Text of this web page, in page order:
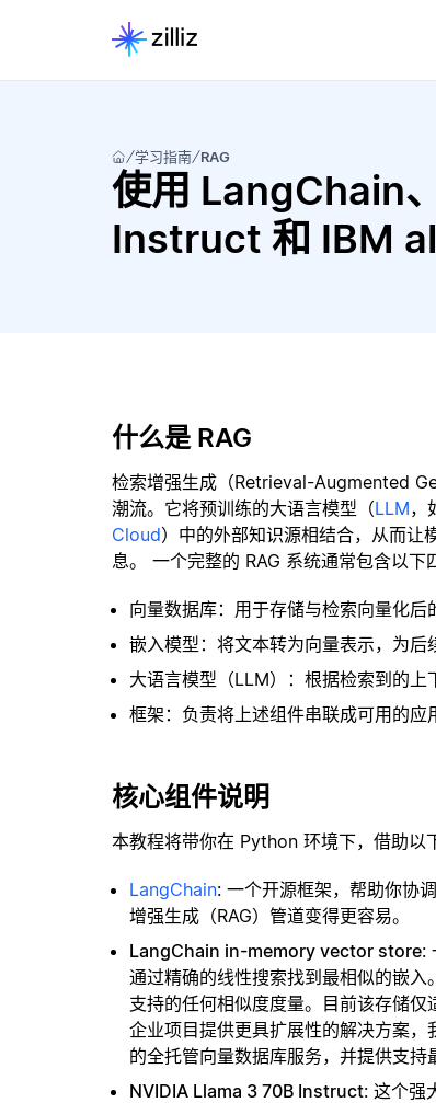
学习指南 RAG
使用 LangChain
Instruct 和 IBM
什么是 RAG
检索增强生成（Retrieval-Augmented
潮流。它将预训练的大语言模型（LLM，
Cloud）中的外部知识源相结合，从而让
息。 一个完整的 RAG 系统通常包含以下
向量数据库：用于存储与检索向量化后
嵌入模型：将文本转为向量表示，为后
大语言模型（LLM）：根据检索到的上
框架：负责将上述组件串联成可用的应
核心组件说明
本教程将带你在 Python 环境下，借助以
LangChain: 一个开源框架，帮助你协
增强生成（RAG）管道变得更容易。
LangChain in-memory vector store:
通过精确的线性搜索找到最相似的嵌
支持的任何相似度度量。目前该存储
企业项目提供更具扩展性的解决方案，
的全托管向量数据库服务，并提供支
NVIDIA Llama 3 70B Instruct: 这个强